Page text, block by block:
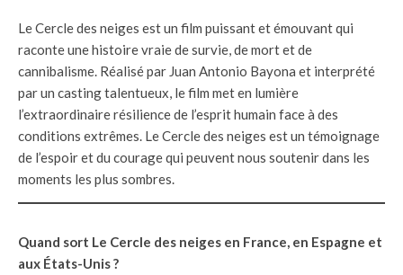
Le Cercle des neiges est un film puissant et émouvant qui
raconte une histoire vraie de survie, de mort et de
cannibalisme. Réalisé par Juan Antonio Bayona et interprété
par un casting talentueux, le film met en lumière
l’extraordinaire résilience de l’esprit humain face à des
conditions extrêmes. Le Cercle des neiges est un témoignage
de l’espoir et du courage qui peuvent nous soutenir dans les
moments les plus sombres.
Quand sort Le Cercle des neiges en France, en Espagne et
aux États-Unis ?